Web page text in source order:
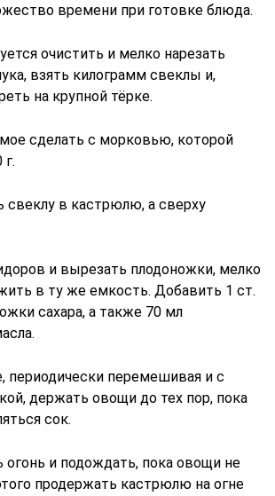
времени при готовке блюда.
очистить и мелко нарезать
взять килограмм свеклы и,
на крупной тёрке.
сделать с морковью, которой
г.
в кастрюлю, а сверху
и вырезать плодоножки, мелко
в ту же емкость. Добавить 1 ст.
сахара, а также 70 мл
периодически перемешивая и с
держать овощи до тех пор, пока
сок.
огонь и подождать, пока овощи не
продержать кастрюлю на огне